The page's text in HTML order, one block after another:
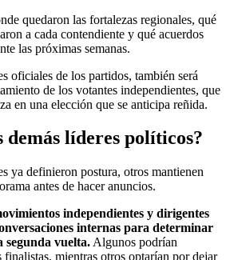
quedaron las fortalezas regionales, qué
a cada contendiente y qué acuerdos
las próximas semanas.
oficiales de los partidos, también será
de los votantes independientes, que
en una elección que se anticipa reñida.
demás líderes políticos?
ya definieron postura, otros mantienen
antes de hacer anuncios.
independientes y dirigentes
internas para determinar
segunda vuelta. Algunos podrían
mientras otros optarían por dejar